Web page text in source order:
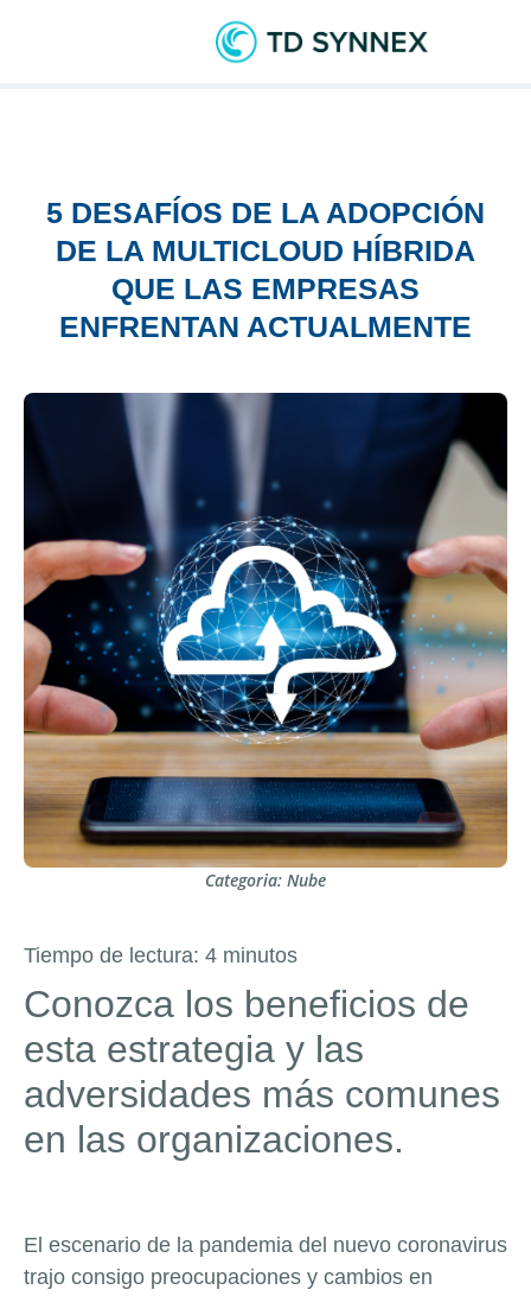
5 DESAFÍOS DE LA ADOPCIÓN
DE LA MULTICLOUD HÍBRIDA
QUE LAS EMPRESAS
ENFRENTAN ACTUALMENTE
Categoria: Nube
Tiempo de lectura: 4 minutos
Conozca los beneficios de
esta estrategia y las
adversidades más comunes
en las organizaciones.
El escenario de la pandemia del nuevo coronavirus
trajo consigo preocupaciones y cambios en